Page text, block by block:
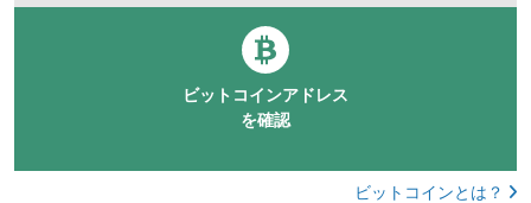
ビットコインアドレス
を確認
ビットコインとは？